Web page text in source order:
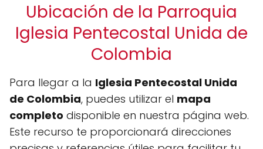
Ubicación de la Parroquia
Iglesia Pentecostal Unida de
Colombia
Para llegar a la Iglesia Pentecostal Unida
de Colombia, puedes utilizar el mapa
completo disponible en nuestra página web.
Este recurso te proporcionará direcciones